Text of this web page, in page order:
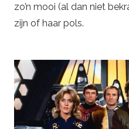
zo’n mooi (al dan niet
zijn of haar pols.